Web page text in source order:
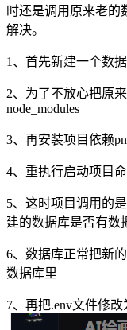
时还是调用原来老的
解决。
1、首先新建一个数
2、为了不放心把原
node_modules
3、再安装项目依赖
4、重执行启动项目命
5、这时项目调用的
建的数据库是否有数
6、数据库正常把新
数据库里
7、再把.env文件修